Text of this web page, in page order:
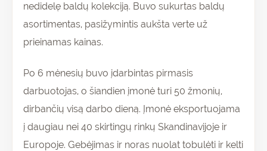
nedidelę baldų kolekciją. Buvo sukurtas baldų
asortimentas, pasižymintis aukšta verte už
prieinamas kainas.
Po 6 mėnesių buvo įdarbintas pirmasis
darbuotojas, o šiandien įmonė turi 50 žmonių,
dirbančių visą darbo dieną. Įmonė eksportuojama
į daugiau nei 40 skirtingų rinkų Skandinavijoje ir
Europoje. Gebėjimas ir noras nuolat tobulėti ir kelti